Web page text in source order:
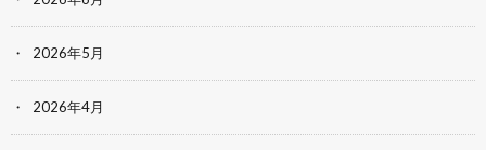
2026年5月
2026年4月